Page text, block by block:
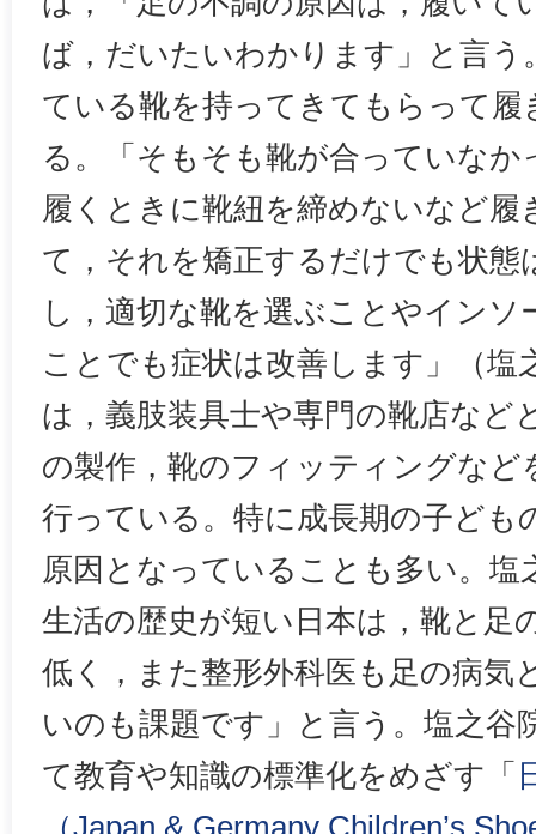
ば，だいたいわかります」と言う
ている靴を持ってきてもらって履
る。「そもそも靴が合っていな
履くときに靴紐を締めないなど履
て，それを矯正するだけでも状態
し，適切な靴を選ぶことやインソ
ことでも症状は改善します」（塩
は，義肢装具士や専門の靴店など
の製作，靴のフィッティングなど
行っている。特に成長期の子ども
原因となっていることも多い。塩
生活の歴史が短い日本は，靴と足
低く，また整形外科医も足の病気
いのも課題です」と言う。塩之谷
て教育や知識の標準化をめざす「
（Japan & Germany Children’s